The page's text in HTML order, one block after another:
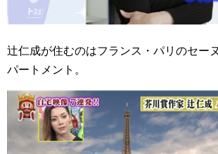
辻仁成が住むのはフランス・パリのセー
パートメント。